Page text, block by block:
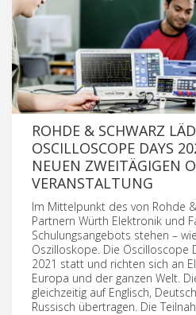
ROHDE & SCHWARZ
OSCILLOSCOPE DAYS
NEUEN ZWEITÄGIGEN
VERANSTALTUNG
Im Mittelpunkt des von Rohde
Partnern Würth Elektronik und
Schulungsangebots stehen –
Oszilloskope. Die Oscilloscope
2021 statt und richten sich an
Europa und der ganzen Welt.
gleichzeitig auf Englisch,
Russisch übertragen. Die